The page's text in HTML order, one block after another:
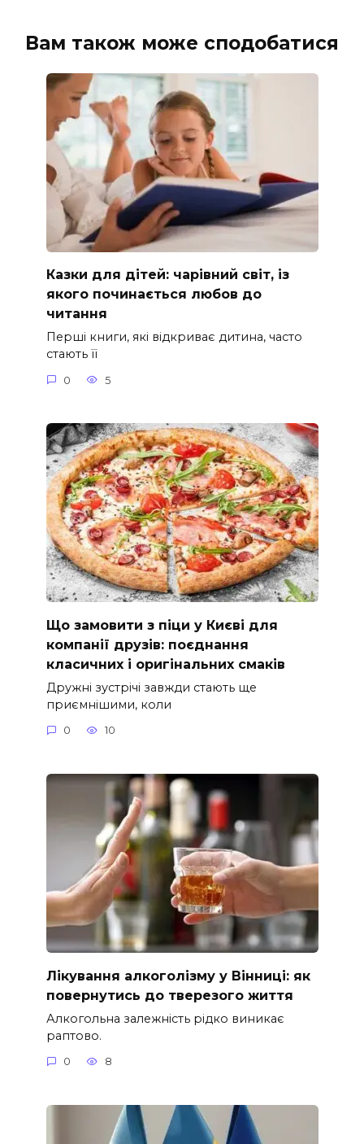
Вам також може сподобатися
Казки для дітей: чарівний світ, із
якого починається любов до
читання
Перші книги, які відкриває дитина, часто
стають її
0 5
Що замовити з піци у Києві для
компанії друзів: поєднання
класичних і оригінальних смаків
Дружні зустрічі завжди стають ще
приємнішими, коли
0 10
Лікування алкоголізму у Вінниці: як
повернутись до тверезого життя
Алкогольна залежність рідко виникає
раптово.
0 8